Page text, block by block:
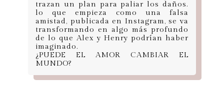
trazan un plan para paliar los daños.
lo que empieza como una falsa
amistad, publicada en Instagram, se va
transformando en algo más profundo
de lo que Alex y Henry podrían haber
imaginado.
¿PUEDE EL AMOR CAMBIAR EL
MUNDO?